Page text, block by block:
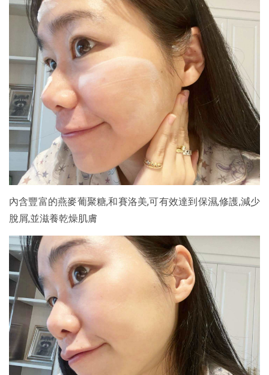
內含豐富的燕麥葡聚糖,和賽洛美,可有效達到保濕,修護,減少
脫屑,並滋養乾燥肌膚